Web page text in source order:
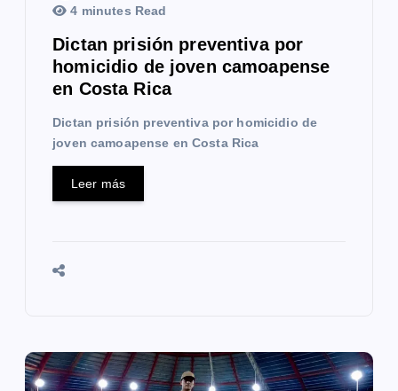
4 minutes Read
Dictan prisión preventiva por
homicidio de joven camoapense
en Costa Rica
Dictan prisión preventiva por homicidio de
joven camoapense en Costa Rica
Leer más